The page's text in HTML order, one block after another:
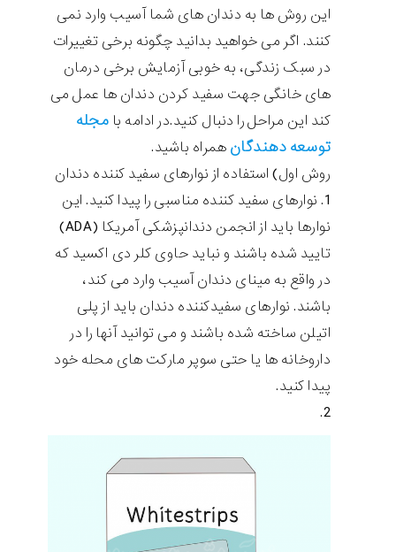
این روش ها به دندان های شما آسیب وارد نمی
کنند. اگر می خواهید بدانید چگونه برخی تغییرات
در سبک زندگی، به خوبی آزمایش برخی درمان
های خانگی جهت سفید کردن دندان ها عمل می
کند این مراحل را دنبال کنید.در ادامه با مجله
توسعه دهندگان همراه باشید.
روش اول) استفاده از نوارهای سفید کننده دندان
نوارهای سفید کننده مناسبی را پیدا کنید. این
نوارها باید از انجمن دندانپزشکی آمریکا (ADA)
تایید شده باشند و نباید حاوی کلر دی اکسید که
در واقع به مینای دندان آسیب وارد می کند،
باشند. نوارهای سفیدکننده دندان باید از پلی
اتیلن ساخته شده باشند و می توانید آنها را در
داروخانه ها یا حتی سوپر مارکت های محله خود
پیدا کنید.